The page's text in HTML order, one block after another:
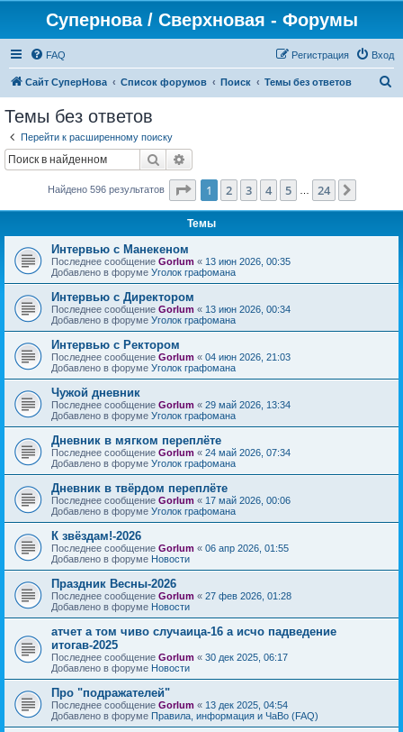
Супернова / Сверхновая - Форумы
FAQ Вход
Регистрация
Сайт СуперНова Список форумов Поиск Темы без ответов
Темы без ответов
Перейти к расширенному поиску
Поиск
Найдено 596 результатов Страница из 24
1 2 3 4 5 24
Темы
Интервью с Манекеном
Последнее сообщение Gorlum « 13 июн 2026, 00:35
Добавлено в форуме Уголок графомана
Интервью с Директором
Последнее сообщение Gorlum « 13 июн 2026, 00:34
Добавлено в форуме Уголок графомана
Интервью с Ректором
Последнее сообщение Gorlum « 04 июн 2026, 21:03
Добавлено в форуме Уголок графомана
Чужой дневник
Последнее сообщение Gorlum « 29 май 2026, 13:34
Добавлено в форуме Уголок графомана
Дневник в мягком переплёте
Последнее сообщение Gorlum « 24 май 2026, 07:34
Добавлено в форуме Уголок графомана
Дневник в твёрдом переплёте
Последнее сообщение Gorlum « 17 май 2026, 00:06
Добавлено в форуме Уголок графомана
К звёздам!-2026
Последнее сообщение Gorlum « 06 апр 2026, 01:55
Добавлено в форуме Новости
Праздник Весны-2026
Последнее сообщение Gorlum « 27 фев 2026, 01:28
Добавлено в форуме Новости
атчет а том чиво случаица-16 а исчо падведение
итогав-2025
Последнее сообщение Gorlum « 30 дек 2025, 06:17
Добавлено в форуме Новости
Про "подражателей"
Последнее сообщение Gorlum « 13 дек 2025, 04:54
Добавлено в форуме Правила, информация и ЧаВо (FAQ)